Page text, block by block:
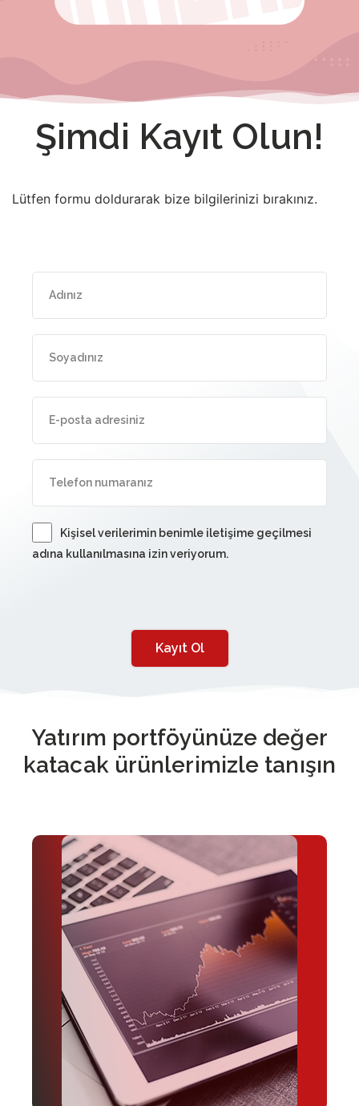
Şimdi Kayıt Olun!
Lütfen formu doldurarak bize bilgilerinizi bırakınız.
Kişisel verilerimin benimle iletişime geçilmesi
adına kullanılmasına izin veriyorum.
Kayıt Ol
Yatırım portföyünüze değer
katacak ürünlerimizle tanışın